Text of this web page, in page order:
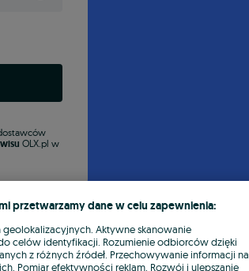
OLX.pl w
przetwarzamy dane w celu zapewnienia:
Aktywne skanowanie
celów identyfikacji. Rozumienie odbiorców dzięki
z różnych źródeł. Przechowywanie informacji na
Pomiar efektywności reklam. Rozwój i ulepszanie